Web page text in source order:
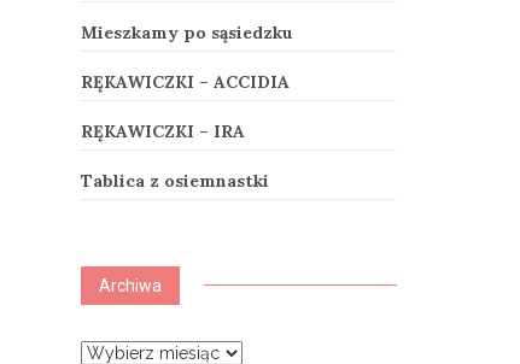
Mieszkamy po sąsiedzku
RĘKAWICZKI – ACCIDIA
RĘKAWICZKI – IRA
Tablica z osiemnastki
Archiwa
Archiwa